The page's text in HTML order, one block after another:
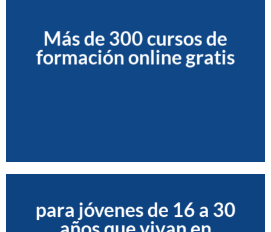
Más de 300 cursos de
formación online gratis
para jóvenes de 16 a 30